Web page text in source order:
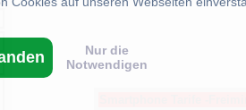
Nur die
Notwendigen